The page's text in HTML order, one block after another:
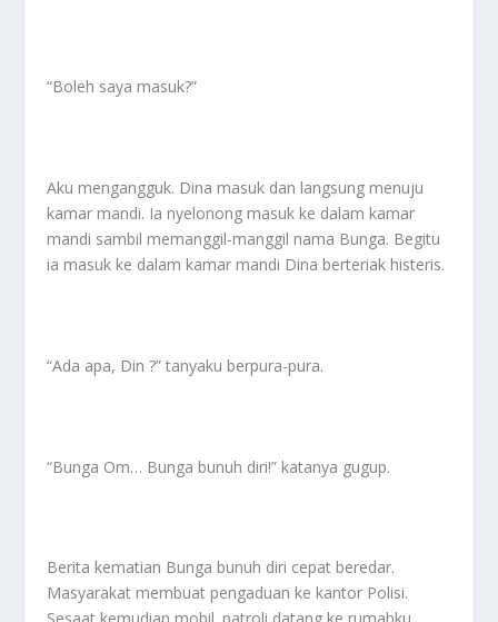
“Boleh saya masuk?”
Aku mengangguk. Dina masuk dan langsung menuju
kamar mandi. Ia nyelonong masuk ke dalam kamar
mandi sambil memanggil-manggil nama Bunga. Begitu
ia masuk ke dalam kamar mandi Dina berteriak histeris.
“Ada apa, Din ?” tanyaku berpura-pura.
“Bunga Om… Bunga bunuh diri!” katanya gugup.
Berita kematian Bunga bunuh diri cepat beredar.
Masyarakat membuat pengaduan ke kantor Polisi.